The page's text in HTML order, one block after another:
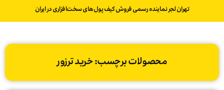
تهران لجر نماینده رسمی فروش کیف پول‌های سخت‌افزاری در ایران
محصولات برچسب: خرید ترزور